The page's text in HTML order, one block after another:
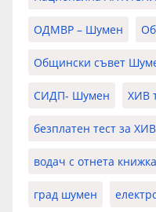
ОДМВР – Шумен
Общински съвет
СИДП- Шумен ХИВ
безплатен тест за ХИВ
водач с отнета книжка
град шумен